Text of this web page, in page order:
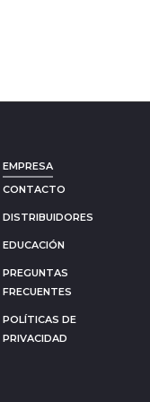
EMPRESA
CONTACTO
DISTRIBUIDORES
EDUCACIÓN
PREGUNTAS
FRECUENTES
POLÍTICAS DE
PRIVACIDAD